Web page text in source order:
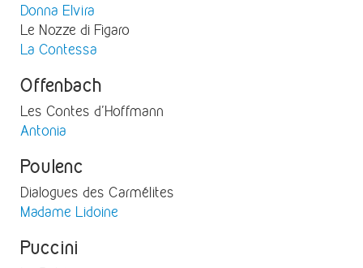
Donna Elvira
Le Nozze di Figaro
La Contessa
Offenbach
Les Contes d'Hoffmann
Antonia
Poulenc
Dialogues des Carmélites
Madame Lidoine
Puccini